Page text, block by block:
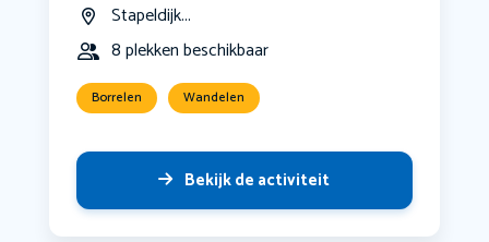
Stapeldijk...
8 plekken beschikbaar
Borrelen Wandelen
Bekijk de activiteit